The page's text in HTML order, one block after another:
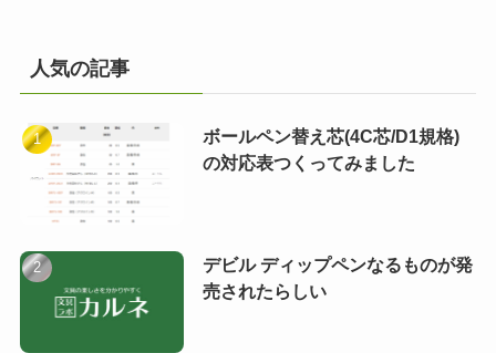
人気の記事
ボールペン替え芯(4C芯/D1規格)
の対応表つくってみました
デビル ディップペンなるものが発
売されたらしい